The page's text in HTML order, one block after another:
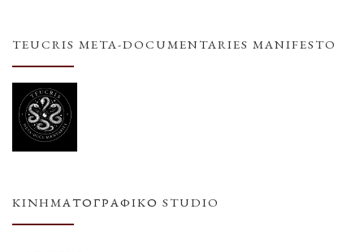
TEUCRIS META-DOCUMENTARIES MANIFESTO
ΚΙΝΗΜΑΤΟΓΡΑΦΙΚΌ STUDIO